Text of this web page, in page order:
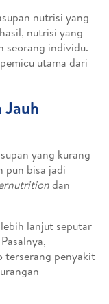
nutrisi yang
nutrisi yang
seorang individu.
utama dari
yang kurang
pun bisa jadi
dan
lanjut seputar
terserang penyakit